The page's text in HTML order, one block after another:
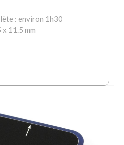
: environ 1h30
11.5 mm